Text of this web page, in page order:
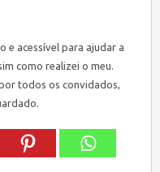
e acessível para ajudar a
como realizei o meu.
todos os convidados,